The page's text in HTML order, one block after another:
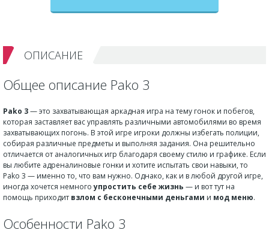
ОПИСАНИЕ
Общее описание Pako 3
Pako 3— это захватывающая аркадная игра на тему гонок и побегов,
которая заставляет вас управлять различными автомобилями во время
захватывающих погонь. В этой игре игроки должны избегать полиции,
собирая различные предметы и выполняя задания. Она решительно
отличается от аналогичных игр благодаря своему стилю и графике. Если
вы любите адреналиновые гонки и хотите испытать свои навыки, то
Pako 3 — именно то, что вам нужно. Однако, как и в любой другой игре,
иногда хочется немногоупростить себе жизнь — и вот тут на
помощь приходит взлом с бесконечными деньгами и мод меню.
Особенности Pako 3